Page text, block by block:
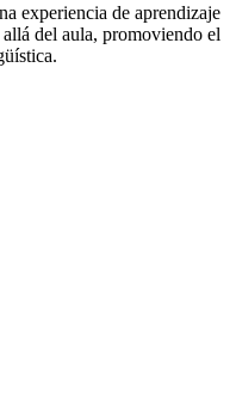
experiencia de aprendizaje
del aula, promoviendo el